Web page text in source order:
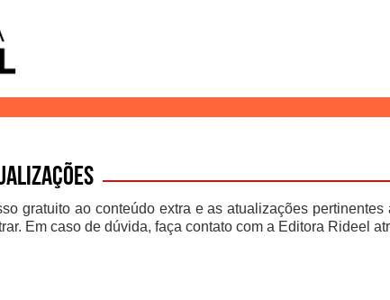
gratuito ao conteúdo extra e as atualizações
Em caso de dúvida, faça contato com a Editora Rideel